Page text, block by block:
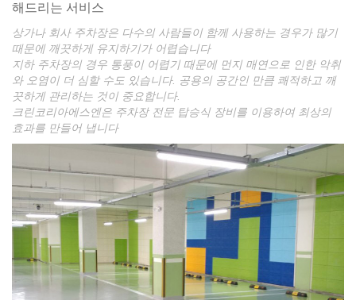
해드리는 서비스
상가나 회사 주차장은 다수의 사람들이 함께 사용하는 경우가 많기
때문에 깨끗하게 유지하기가 어렵습니다
지하 주차장의 경우 통풍이 어렵기 때문에 먼지 매연으로 인한 악취
와 오염이 더 심할 수도 있습니다. 공용의 공간인 만큼 쾌적하고 깨
끗하게 관리하는 것이 중요합니다.
크린코리아에스엔은 주차장 전문 탑승식 장비를 이용하여 최상의
효과를 만들어 냅니다